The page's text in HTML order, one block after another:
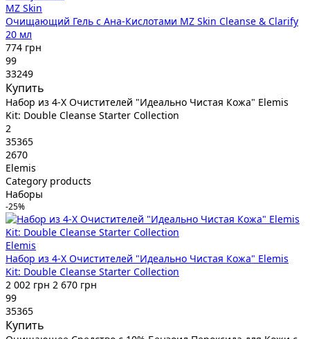
MZ Skin
Очищающий Гель с Ана-Кислотами MZ Skin Cleanse & Clarify
20 мл
774 грн
99
33249
Купить
Набор из 4-Х Очистителей "Идеально Чистая Кожа" Elemis
Kit: Double Cleanse Starter Collection
2
35365
2670
Elemis
Category products
Наборы
-25%
Elemis
Набор из 4-Х Очистителей "Идеально Чистая Кожа" Elemis
Kit: Double Cleanse Starter Collection
2 002 грн 2 670 грн
99
35365
Купить